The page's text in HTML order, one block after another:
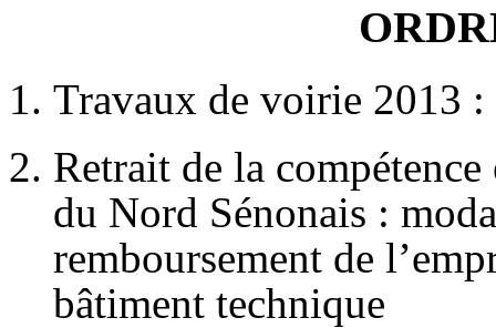
Travaux de voirie 2013 :
Retrait de la
du Nord Sénonais :
remboursement de
bâtiment technique